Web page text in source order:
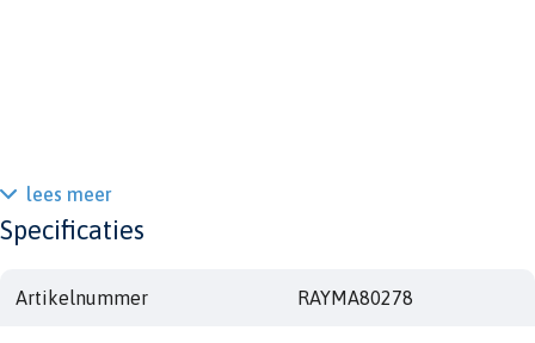
lees meer
Specificaties
Artikelnummer RAYMA80278